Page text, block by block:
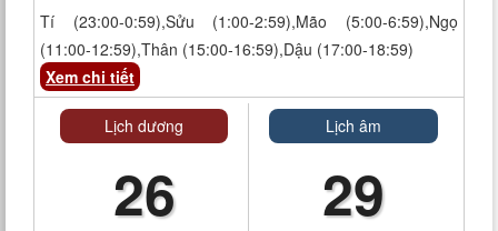
Tí (23:00-0:59),Sửu (1:00-2:59),Mão (5:00-6:59),Ngọ
(11:00-12:59),Thân (15:00-16:59),Dậu (17:00-18:59)
Xem chi tiết
Lịch dương
26
Lịch âm
29